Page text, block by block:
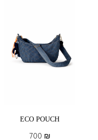
ECO POUCH
700 ₪